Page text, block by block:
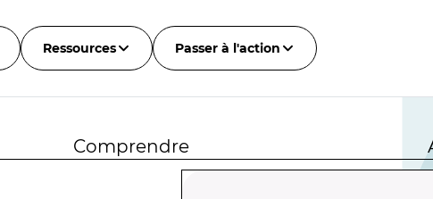
Ressources Passer à l'action
Comprendre